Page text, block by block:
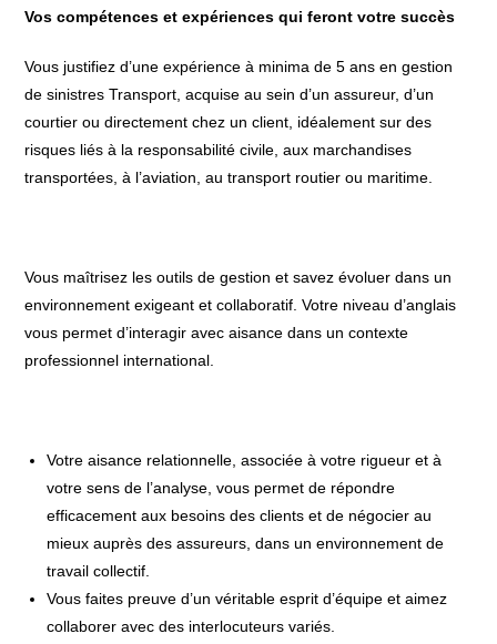
Vos compétences et expériences qui feront votre succès
Vous justifiez d’une expérience à minima de 5 ans en gestion
de sinistres Transport, acquise au sein d’un assureur, d’un
courtier ou directement chez un client, idéalement sur des
risques liés à la responsabilité civile, aux marchandises
transportées, à l’aviation, au transport routier ou maritime.
Vous maîtrisez les outils de gestion et savez évoluer dans un
environnement exigeant et collaboratif. Votre niveau d’anglais
vous permet d’interagir avec aisance dans un contexte
professionnel international.
Votre aisance relationnelle, associée à votre rigueur et à
votre sens de l’analyse, vous permet de répondre
efficacement aux besoins des clients et de négocier au
mieux auprès des assureurs, dans un environnement de
travail collectif.
Vous faites preuve d’un véritable esprit d’équipe et aimez
collaborer avec des interlocuteurs variés.